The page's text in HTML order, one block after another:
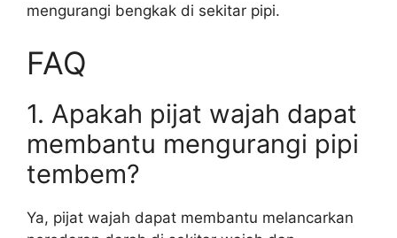
mengurangi bengkak di sekitar pipi.
FAQ
1. Apakah pijat wajah dapat
membantu mengurangi pipi
tembem?
Ya, pijat wajah dapat membantu melancarkan